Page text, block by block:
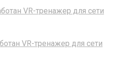
VR-тренажер для сети
VR-тренажер для сети